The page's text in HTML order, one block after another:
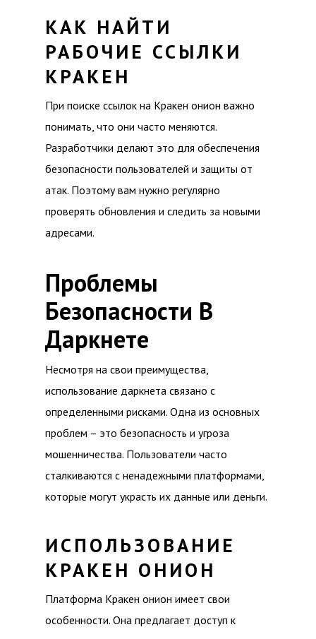
КАК НАЙТИ
РАБОЧИЕ ССЫЛКИ
КРАКЕН
При поиске ссылок на Кракен онион важно
понимать, что они часто меняются.
Разработчики делают это для обеспечения
безопасности пользователей и защиты от
атак. Поэтому вам нужно регулярно
проверять обновления и следить за новыми
адресами.
Проблемы
Безопасности В
Даркнете
Несмотря на свои преимущества,
использование даркнета связано с
определенными рисками. Одна из основных
проблем – это безопасность и угроза
мошенничества. Пользователи часто
сталкиваются с ненадежными платформами,
которые могут украсть их данные или деньги.
ИСПОЛЬЗОВАНИЕ
КРАКЕН ОНИОН
Платформа Кракен онион имеет свои
особенности. Она предлагает доступ к